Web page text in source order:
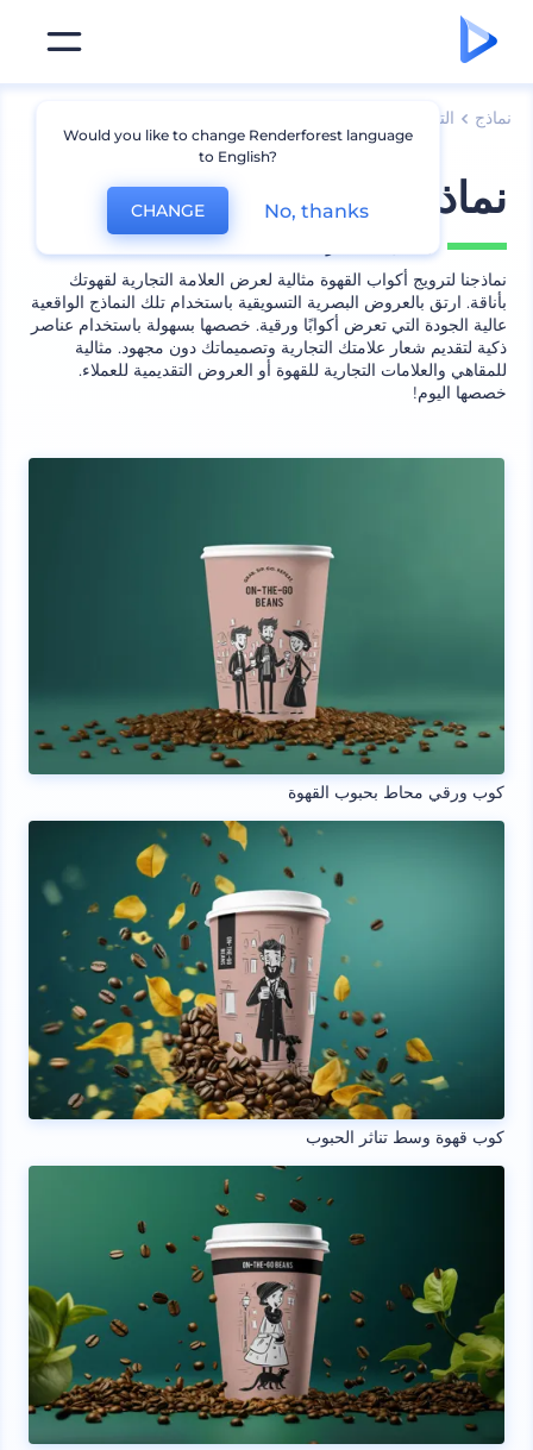
نماذج التعبئة
نماذج ترويج لأكواب القهوة
نماذجنا لترويج أكواب القهوة مثالية لعرض العلامة التجارية لقهوتك
بأناقة. ارتق بالعروض البصرية التسويقية باستخدام تلك النماذج الواقعية
عالية الجودة التي تعرض أكوابًا ورقية. خصصها بسهولة باستخدام عناصر
ذكية لتقديم شعار علامتك التجارية وتصميماتك دون مجهود. مثالية
للمقاهي والعلامات التجارية للقهوة أو العروض التقديمية للعملاء.
خصصها اليوم!
كوب ورقي محاط بحبوب القهوة
كوب قهوة وسط تناثر الحبوب
Would you like to change Renderforest language
to English?
CHANGE No, thanks